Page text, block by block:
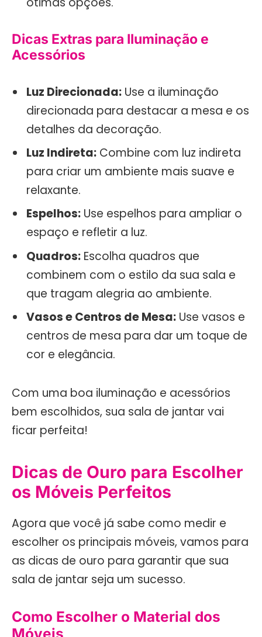
Dicas Extras para Iluminação e
Acessórios
Luz Direcionada: Use a iluminação
direcionada para destacar a mesa e os
detalhes da decoração.
Luz Indireta: Combine com luz indireta
para criar um ambiente mais suave e
relaxante.
Espelhos: Use espelhos para ampliar o
espaço e refletir a luz.
Quadros: Escolha quadros que
combinem com o estilo da sua sala e
que tragam alegria ao ambiente.
Vasos e Centros de Mesa: Use vasos e
centros de mesa para dar um toque de
cor e elegância.
Com uma boa iluminação e acessórios
bem escolhidos, sua sala de jantar vai
ficar perfeita!
Dicas de Ouro para Escolher
os Móveis Perfeitos
Agora que você já sabe como medir e
escolher os principais móveis, vamos para
as dicas de ouro para garantir que sua
sala de jantar seja um sucesso.
Como Escolher o Material dos